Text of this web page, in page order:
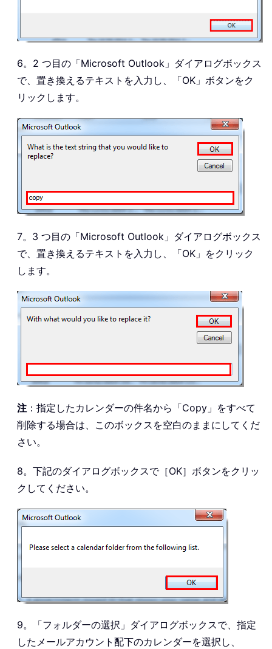
6。2 つ目の「Microsoft Outlook」ダイアログボックス
で、置き換えるテキストを入力し、「OK」ボタンをク
リックします。
7。3 つ目の「Microsoft Outlook」ダイアログボックス
で、置き換えるテキストを入力し、「OK」をクリック
します。
注 ：指定したカレンダーの件名から「Copy」をすべて
削除する場合は、このボックスを空白のままにしてくだ
さい。
8。下記のダイアログボックスで［OK］ボタンをクリッ
クしてください。
9。「フォルダーの選択」ダイアログボックスで、指定
したメールアカウント配下のカレンダーを選択し、